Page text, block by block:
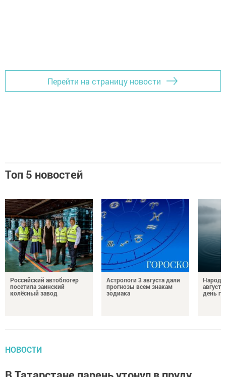
Перейти на страницу новости
Топ 5 новостей
Российский автоблогер
посетила заинский
колёсный завод
Астрологи 3 августа дали
прогнозы всем знакам
зодиака
день
НОВОСТИ